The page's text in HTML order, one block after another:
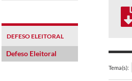
DEFESO ELEITORAL
Defeso Eleitoral
Tema(s):